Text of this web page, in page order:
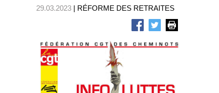
29.03.2023 | RÉFORME DES RETRAITES